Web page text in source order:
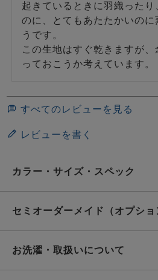
起きているときに羽織ったり
のに、とてもあたたかいの
うです。
この生地はすぐ乾きますが
っておこうか考えています。
すべてのレビューを見る
レビューを書く
カラー・サイズ・スペック
セミオーダーメイド（オプショ
お洗濯・取扱いについて